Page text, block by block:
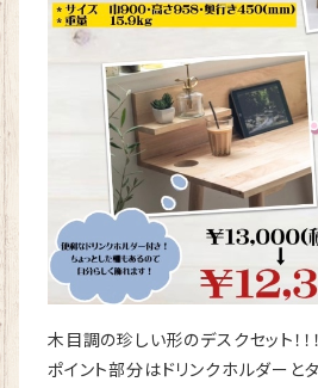
木目調の珍しい形のデスクセット！！！
ポイント部分はドリンクホルダーと